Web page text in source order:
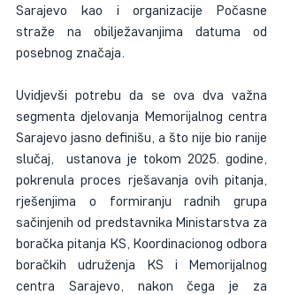
Sarajevo kao i organizacije Počasne
straže na obilježavanjima datuma od
posebnog značaja.
Uvidjevši potrebu da se ova dva važna
segmenta djelovanja Memorijalnog centra
Sarajevo jasno definišu, a što nije bio ranije
slučaj,  ustanova je tokom 2025. godine,
pokrenula proces rješavanja ovih pitanja,
rješenjima o formiranju radnih grupa
sačinjenih od predstavnika Ministarstva za
boračka pitanja KS, Koordinacionog odbora
boračkih udruženja KS i Memorijalnog
centra Sarajevo, nakon čega je za